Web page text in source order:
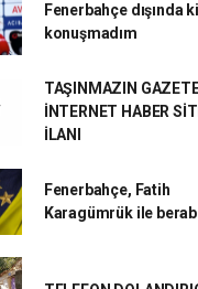
Fenerbahçe dışında
konuşmadım
TAŞINMAZIN
İNTERNET HABER
İLANI
Fenerbahçe, Fatih
Karagümrük ile